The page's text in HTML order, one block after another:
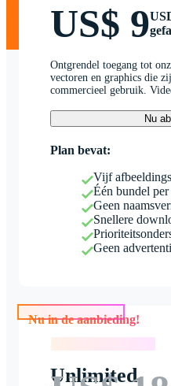
US$ 9
Ontgrendel toegang tot
vectoren en graphics die
commercieel gebruik.
Nu
Plan bevat:
Vijf
Één bundel per
Geen
Snellere
Geen
Nu in de aanbieding!
Unlimited